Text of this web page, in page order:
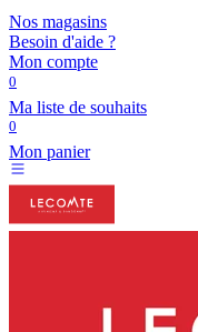
Nos magasins
Besoin d'aide ?
Mon compte
0
Ma liste de souhaits
0
Mon panier